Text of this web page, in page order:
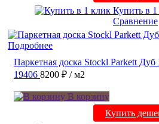
Купить в
Сравнение
Подробнее
Паркетная доска Stockl Parkett
19406 8200 ₽ / м2
В корзину
Купить